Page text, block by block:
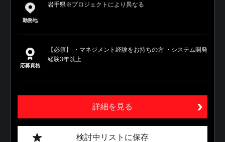
勤務地
岩手県※プロジェクトにより異なる
応募資格
【必須】 ・マネジメント経験をお持ちの方 ・システム開発
経験3年以上
詳細を見る
検討中リストに保存